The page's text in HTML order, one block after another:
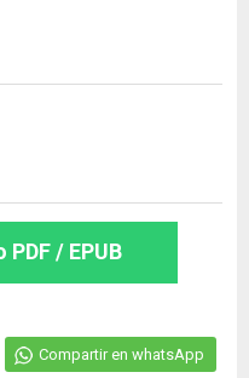
/ EPUB
Compartir en whatsApp